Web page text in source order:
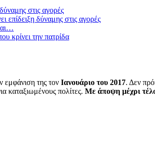
στις αγορές
επίδειξη δύναμης στις αγορές
κρίνει την πατρίδα
εμφάνιση της τον Ιανουάριο του 2017. Δεν
καταξιωμένους πολίτες. Με άποψη μέχρι